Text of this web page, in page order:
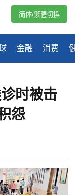
金融 消费
简体/繁體切換
时被击
怨